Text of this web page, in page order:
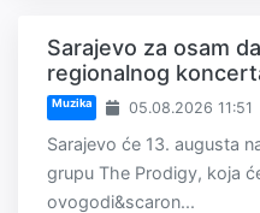
Sarajevo za osam
regionalnog
Muzika 05.08.2026 11:51
Sarajevo će 13. augusta
grupu The Prodigy, koja
ovogodi&scaron...